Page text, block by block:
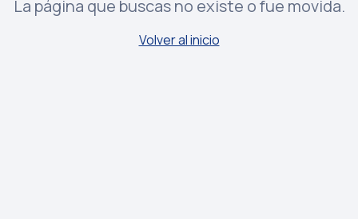
La página que buscas no existe o fue movida.
Volver al inicio